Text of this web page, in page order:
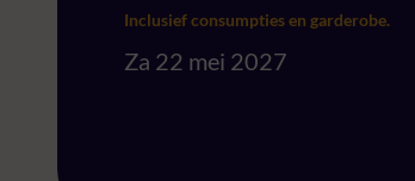
Inclusief consumpties en garderobe.
Za 22 mei 2027